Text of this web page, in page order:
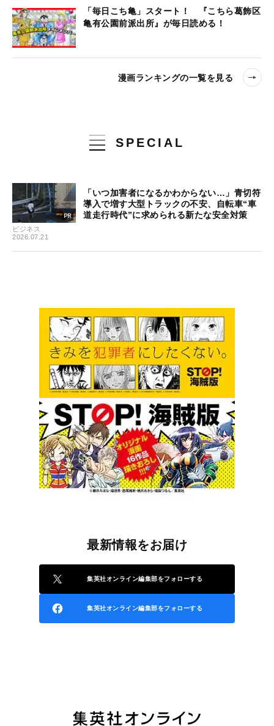
「毎日こち亀」スタート！ 『こちら葛飾区
亀有公園前派出所』が毎日読める！
漫画ランキングの一覧を見る
SPECIAL
ビジネス
2026.07.21
「いつ加害者になるかわからない…」青切符
導入で増す大型トラックの不安、自転車“車
道走行時代”に求められる新たな安全対策
最新情報をお届け
集英社オンライン編集部をフォローする
集英社オンライン編集部をフォローする